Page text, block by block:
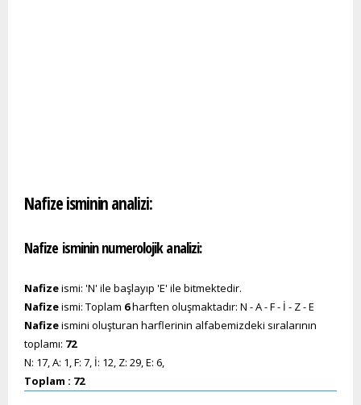
Nafize isminin analizi:
Nafize isminin numerolojik analizi:
Nafizeismi: 'N' ile başlayıp 'E' ile bitmektedir.
Nafizeismi: Toplam 6harften oluşmaktadır: N - A - F - İ - Z - E
Nafizeismini oluşturan harflerinin alfabemizdeki sıralarının
toplamı: 72
N: 17, A: 1, F: 7, İ: 12, Z: 29, E: 6,
Toplam : 72